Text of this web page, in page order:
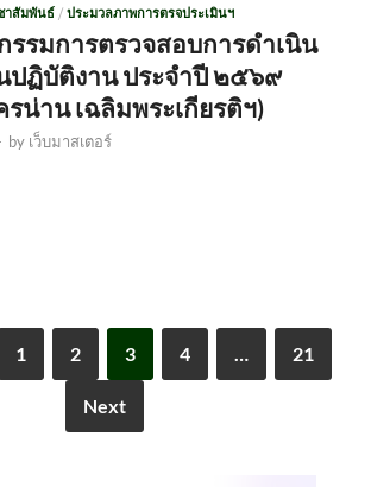
าสัมพันธ์ / ประมวลภาพการตรจประเมินฯ
รรมการตรวจสอบการดำเนิน
ปฏิบัติงาน ประจำปี ๒๕๖๙
น่าน เฉลิมพระเกียรติฯ)
by เว็บมาสเตอร์
1 2 3 4 … 21
Next